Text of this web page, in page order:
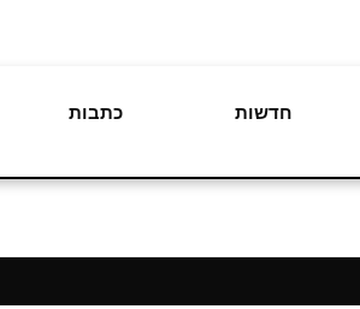
חדשות כתבות